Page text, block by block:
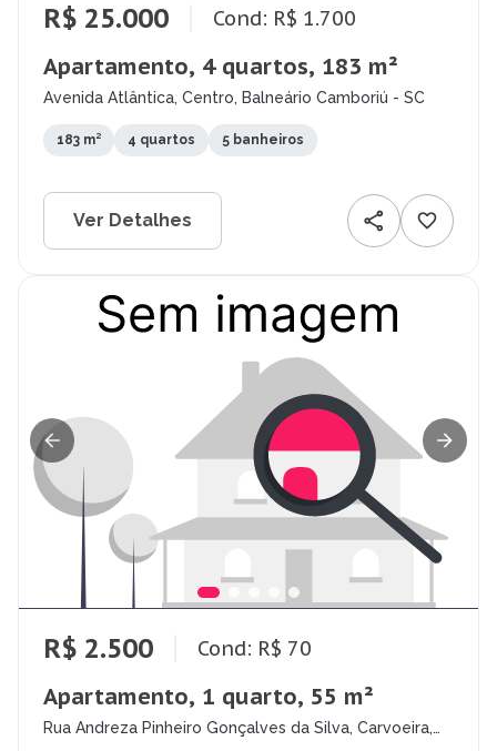
R$ 25.000 Cond: R$ 1.700
Apartamento, 4 quartos, 183 m²
Avenida Atlântica, Centro, Balneário Camboriú - SC
183 m² 4 quartos 5 banheiros
Ver Detalhes
R$ 2.500 Cond: R$ 70
Apartamento, 1 quarto, 55 m²
Rua Andreza Pinheiro Gonçalves da Silva, Carvoeira,